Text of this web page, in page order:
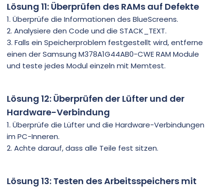
Lösung 11: Überprüfen des RAMs auf Defekte
1. Überprüfe die Informationen des BlueScreens.
2. Analysiere den Code und die STACK_TEXT.
3. Falls ein Speicherproblem festgestellt wird, entferne
einen der Samsung M378A1G44AB0-CWE RAM Module
und teste jedes Modul einzeln mit Memtest.
Lösung 12: Überprüfen der Lüfter und der
Hardware-Verbindung
1. Überprüfe die Lüfter und die Hardware-Verbindungen
im PC-Inneren.
2. Achte darauf, dass alle Teile fest sitzen.
Lösung 13: Testen des Arbeitsspeichers mit